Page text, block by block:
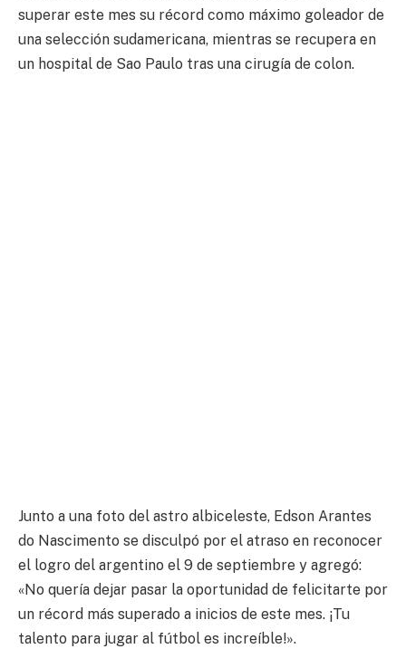
superar este mes su récord como máximo goleador de
una selección sudamericana, mientras se recupera en
un hospital de Sao Paulo tras una cirugía de colon.
Junto a una foto del astro albiceleste, Edson Arantes
do Nascimento se disculpó por el atraso en reconocer
el logro del argentino el 9 de septiembre y agregó:
«No quería dejar pasar la oportunidad de felicitarte por
un récord más superado a inicios de este mes. ¡Tu
talento para jugar al fútbol es increíble!».